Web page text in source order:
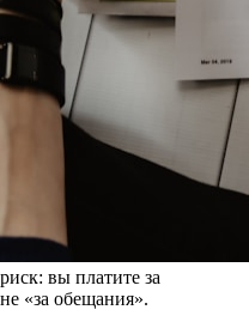
вы платите за
«за обещания».